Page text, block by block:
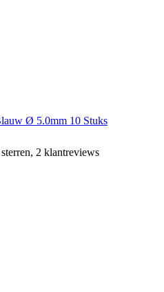
Ø 5.0mm 10 Stuks
2 klantreviews